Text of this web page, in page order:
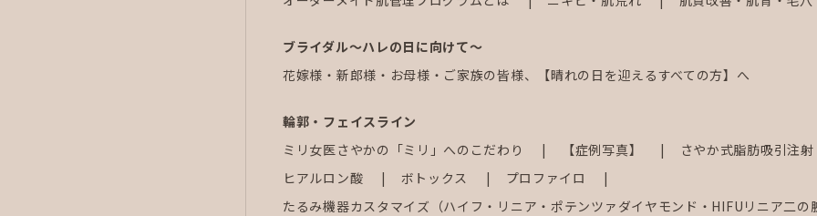
ブライダル～ハレの日に向けて～
花嫁様・新郎様・お母様・ご家族の皆様、【晴れの日を迎えるすべての方】へ
輪郭・フェイスライン
ミリ女医さやかの「ミリ」へのこだわり
【症例写真】 さやか式脂肪吸引注射
ヒアルロン酸
ボトックス
プロファイロ
たるみ機器カスタマイズ（ハイフ・リニア・ポテンツァダイヤモンド・HIFUリニア二の